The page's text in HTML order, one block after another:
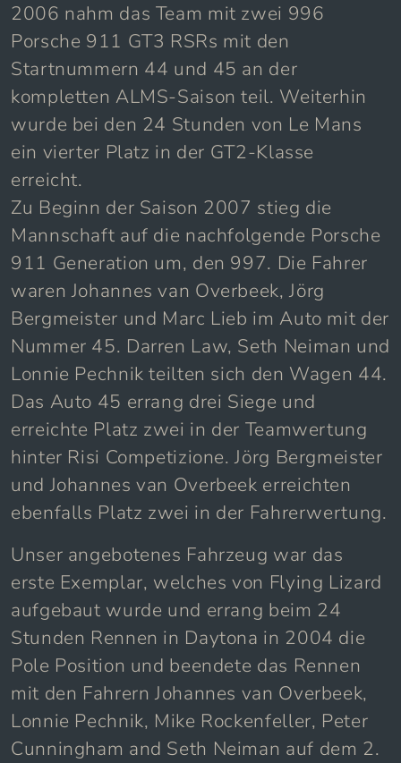
2006 nahm das Team mit zwei 996
Porsche 911 GT3 RSRs mit den
Startnummern 44 und 45 an der
kompletten ALMS-Saison teil. Weiterhin
wurde bei den 24 Stunden von Le Mans
ein vierter Platz in der GT2-Klasse
erreicht.
Zu Beginn der Saison 2007 stieg die
Mannschaft auf die nachfolgende Porsche
911 Generation um, den 997. Die Fahrer
waren Johannes van Overbeek, Jörg
Bergmeister und Marc Lieb im Auto mit der
Nummer 45. Darren Law, Seth Neiman und
Lonnie Pechnik teilten sich den Wagen 44.
Das Auto 45 errang drei Siege und
erreichte Platz zwei in der Teamwertung
hinter Risi Competizione. Jörg Bergmeister
und Johannes van Overbeek erreichten
ebenfalls Platz zwei in der Fahrerwertung.
Unser angebotenes Fahrzeug war das
erste Exemplar, welches von Flying Lizard
aufgebaut wurde und errang beim 24
Stunden Rennen in Daytona in 2004 die
Pole Position und beendete das Rennen
mit den Fahrern Johannes van Overbeek,
Lonnie Pechnik, Mike Rockenfeller, Peter
Cunningham and Seth Neiman auf dem 2.